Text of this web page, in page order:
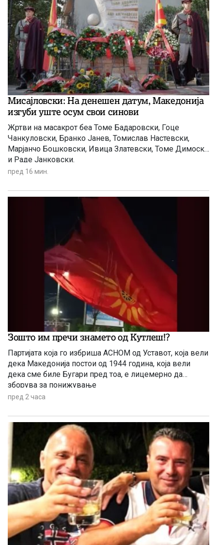
Мисајловски: На денешен датум, Македонија
изгуби уште осум свои синови
Жртви на масакрот беа Томе Бадаровски, Гоце
Чанкуловски, Бранко Јанев, Томислав Настевски,
Марјанчо Бошковски, Ивица Златевски, Томе Димоски
и Раде Јанковски.
пред 16 мин.
Зошто им пречи знамето од Кутлеш!?
Партијата која го избриша АСНОМ од Уставот, која вели
дека Македонија постои од 1944 година, која вели
дека сме биле Бугари пред тоа, е лицемерно да
зборува за понижување
пред 2 часа